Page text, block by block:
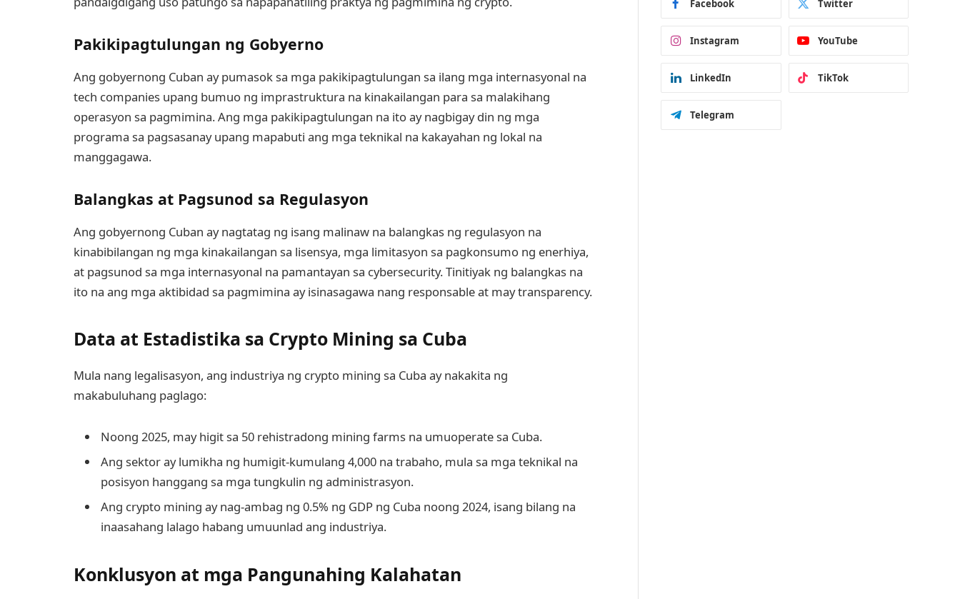
Pakikipagtulungan ng Gobyerno
Ang gobyernong Cuban ay pumasok sa mga pakikipagtulungan sa ilang mga internasyonal na
tech companies upang bumuo ng imprastruktura na kinakailangan para sa malakihang
operasyon sa pagmimina. Ang mga pakikipagtulungan na ito ay nagbigay din ng mga
programa sa pagsasanay upang mapabuti ang mga teknikal na kakayahan ng lokal na
manggagawa.
Balangkas at Pagsunod sa Regulasyon
Ang gobyernong Cuban ay nagtatag ng isang malinaw na balangkas ng regulasyon na
kinabibilangan ng mga kinakailangan sa lisensya, mga limitasyon sa pagkonsumo ng enerhiya,
at pagsunod sa mga internasyonal na pamantayan sa cybersecurity. Tinitiyak ng balangkas na
ito na ang mga aktibidad sa pagmimina ay isinasagawa nang responsable at may transparency.
Data at Estadistika sa Crypto Mining sa Cuba
Mula nang legalisasyon, ang industriya ng crypto mining sa Cuba ay nakakita ng
makabuluhang paglago:
Noong 2025, may higit sa 50 rehistradong mining farms na umuoperate sa Cuba.
Ang sektor ay lumikha ng humigit-kumulang 4,000 na trabaho, mula sa mga teknikal na
posisyon hanggang sa mga tungkulin ng administrasyon.
Ang crypto mining ay nag-ambag ng 0.5% ng GDP ng Cuba noong 2024, isang bilang na
inaasahang lalago habang umuunlad ang industriya.
Konklusyon at mga Pangunahing Kalahatan
Facebook Twitter
Instagram YouTube
LinkedIn TikTok
Telegram